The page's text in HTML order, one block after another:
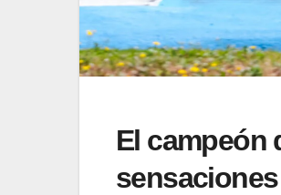
El campeón